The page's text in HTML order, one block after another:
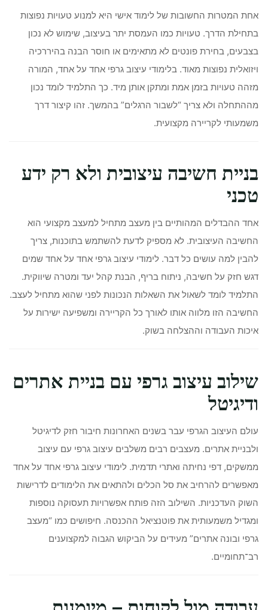
אחת המטרות החשובות של לימוד אישי היא למנוע טעויות נפוצות
בתחילת הדרך. טעויות כמו העמסת יתר בעיצוב, שימוש לא נכון
בצבעים, בחירת פונטים לא מתאימים או חוסר הבנה בהיררכיה
ויזואלית נפוצות מאוד. בלימודי עיצוב גרפי אחד על אחד, המורה
מזהה טעויות בזמן אמת ומתקן אותן מיד. כך התלמיד לומד נכון
מההתחלה ולא צריך “לשבור הרגלים” בהמשך. זהו קיצור דרך
משמעותי לקריירה מקצועית.
בניית חשיבה עיצובית ולא רק ידע
טכני
אחד ההבדלים המהותיים בין מעצב מתחיל למעצב מקצועי הוא
החשיבה העיצובית. לא מספיק לדעת להשתמש בתוכנות, צריך
להבין למה עושים כל דבר. לימודי עיצוב גרפי אחד על אחד שמים
דגש חזק על חשיבה, ניתוח בריף, הבנת קהל יעד ומטרה שיווקית.
התלמיד לומד לשאול את השאלות הנכונות לפני שהוא מתחיל לעצב.
החשיבה הזו מלווה אותו לאורך כל הקריירה ומשפיעה ישירות על
איכות העבודה וההצלחה בשוק.
שילוב עיצוב גרפי עם בניית אתרים
ודיגיטל
עולם העיצוב הגרפי עבר בשנים האחרונות חיבור חזק לדיגיטל
ולבניית אתרים. מעצבים רבים משלבים עיצוב גרפי עם עיצוב
ממשקים, דפי נחיתה ואתרי תדמית. לימודי עיצוב גרפי אחד על אחד
מאפשרים להרחיב את סל הכלים ולהתאים את הלימודים לדרישות
השוק העדכניות. השילוב הזה פותח אפשרויות תעסוקה נוספות
ומגדיל משמעותית את פוטנציאל ההכנסה. חיפושים כמו “מעצב
גרפי ובונה אתרים” מעידים על הביקוש הגבוה למקצוענים
רב־תחומיים.